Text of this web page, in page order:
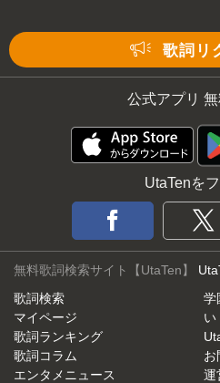
歌詞リ
公式アプリ
UtaTenを
無料歌詞検索サイト【UtaTen】
歌詞検索
マイページ
歌詞ランキング
歌詞コラム
エンタメニュース
学
い
お
運